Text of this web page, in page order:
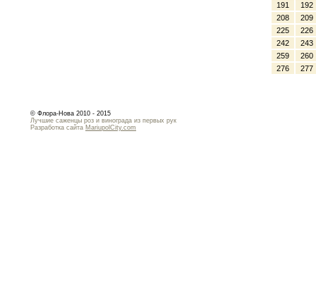
191
192
208
209
225
226
242
243
259
260
276
277
© Флора-Нова 2010 - 2015
Лучшие саженцы роз и винограда из первых рук
Разработка сайта MariupolCity.com